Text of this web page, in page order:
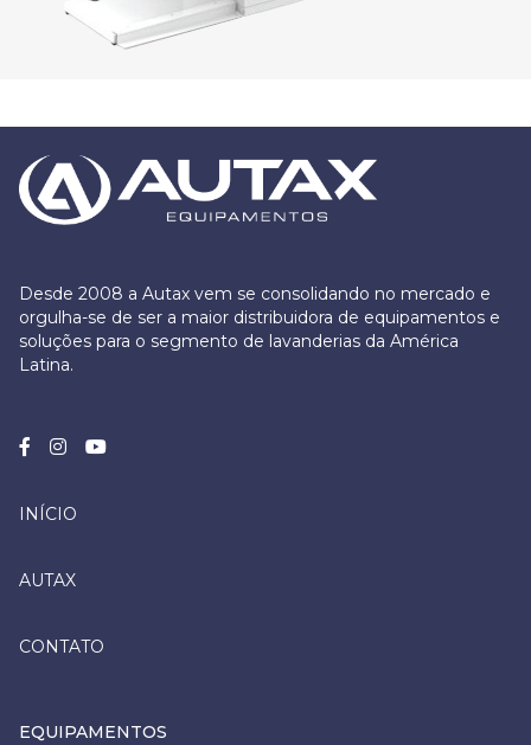
Desde 2008 a Autax vem se consolidando no mercado e
orgulha-se de ser a maior distribuidora de equipamentos e
soluções para o segmento de lavanderias da América
Latina.
INÍCIO
AUTAX
CONTATO
EQUIPAMENTOS